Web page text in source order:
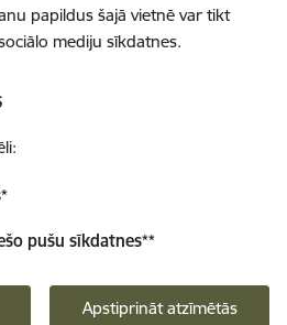
papildus šajā vietnē var tikt
mediju sīkdatnes.
*
pušu sīkdatnes**
Apstiprināt atzīmētās